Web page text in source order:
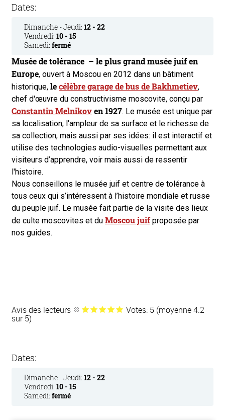
Dates:
Dimanche - Jeudi: 12 - 22
Vendredi: 10 - 15
Samedi: fermé
Musée de tolérance – le plus grand musée juif en
Europe, ouvert à Moscou en 2012 dans un bâtiment
historique, lecélèbre garage de bus de Bakhmetiev,
chef d'œuvre du constructivisme moscovite, conçu par
Constantin Melnikoven 1927. Le musée est unique par
sa localisation, l'ampleur de sa surface et le richesse de
sa collection, mais aussi par ses idées: il est interactif et
utilise des technologies audio-visuelles permettant aux
visiteurs d’apprendre, voir mais aussi de ressentir
l'histoire.
Nous conseillons le musée juif et centre de tolérance à
tous ceux qui s’intéressent à l’histoire mondiale et russe
du peuple juif. Le musée fait partie de la visite des lieux
de culte moscovites et du Moscou juifproposée par
nos guides.
Avis des lecteurs Votes: 5 (moyenne 4.2
sur 5)
Dates:
Dimanche - Jeudi: 12 - 22
Vendredi: 10 - 15
Samedi: fermé